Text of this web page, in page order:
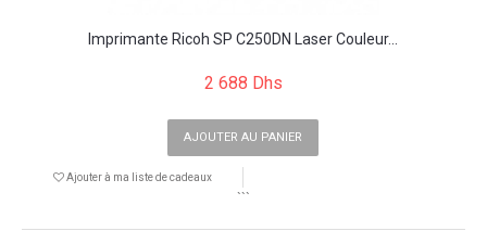
Imprimante Ricoh SP C250DN Laser Couleur...
2 688 Dhs
AJOUTER AU PANIER
Ajouter à ma liste de cadeaux
```